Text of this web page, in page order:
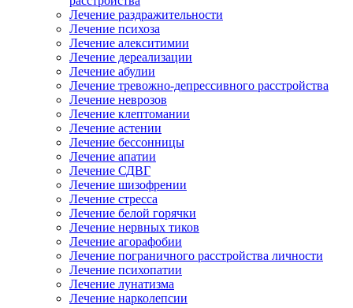
Лечение раздражительности
Лечение психоза
Лечение алекситимии
Лечение дереализации
Лечение абулии
Лечение тревожно-депрессивного расстройства
Лечение неврозов
Лечение клептомании
Лечение астении
Лечение бессонницы
Лечение апатии
Лечение СДВГ
Лечение шизофрении
Лечение стресса
Лечение белой горячки
Лечение нервных тиков
Лечение агорафобии
Лечение пограничного расстройства личности
Лечение психопатии
Лечение лунатизма
Лечение нарколепсии